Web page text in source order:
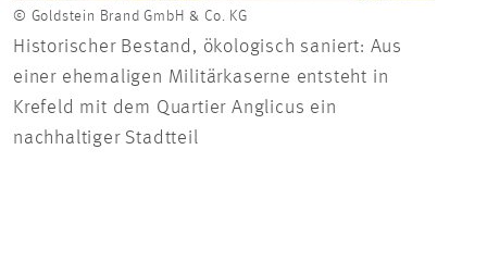
© Goldstein Brand GmbH & Co. KG
Historischer Bestand, ökologisch saniert: Aus
einer ehemaligen Militärkaserne entsteht in
Krefeld mit dem Quartier Anglicus ein
nachhaltiger Stadtteil